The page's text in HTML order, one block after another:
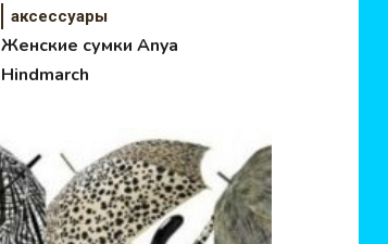
аксессуары
Женские сумки Anya
Hindmarch